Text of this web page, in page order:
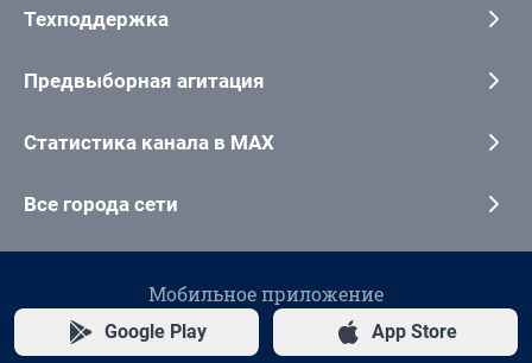
Техподдержка
Предвыборная агитация
Статистика канала в MAX
Все города сети
Мобильное приложение
Google Play App Store